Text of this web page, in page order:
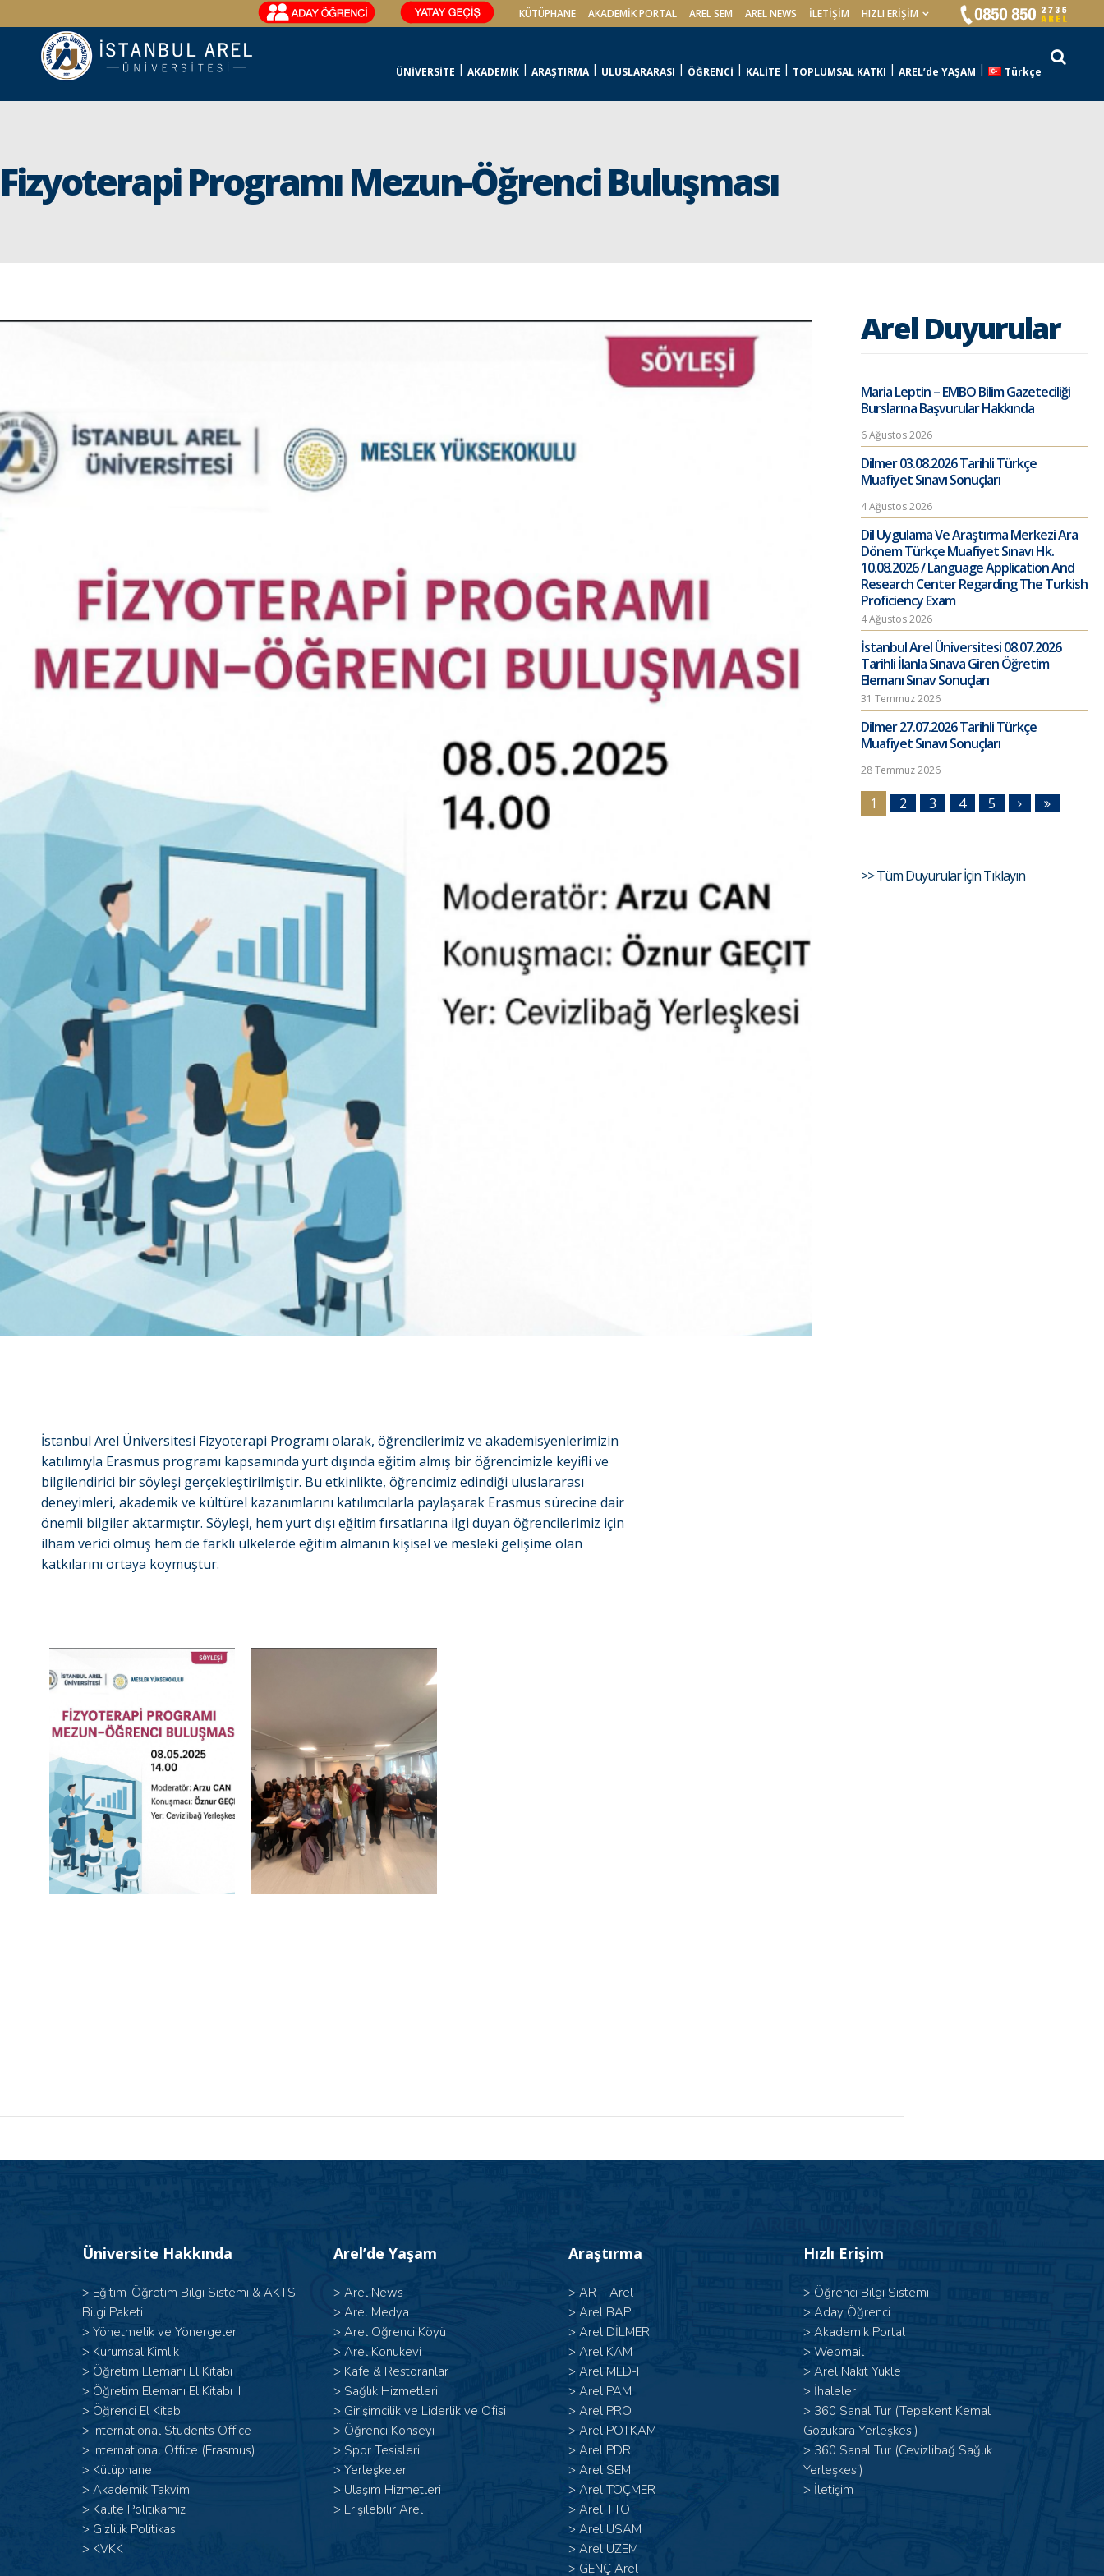
KÜTÜPHANE AKADEMİK PORTAL AREL SEM AREL NEWS İLETIŞIM HIZLI ERİŞİM
ÜNİVERSİTE AKADEMİK ARAŞTIRMA ULUSLARARASI ÖĞRENCİ KALİTE TOPLUMSAL KATKI AREL’de YAŞAM Türkçe
Fizyoterapi Programı Mezun-Öğrenci Buluşması
İstanbul Arel Üniversitesi Fizyoterapi Programı olarak, öğrencilerimiz ve akademisyenlerimizin
katılımıyla Erasmus programı kapsamında yurt dışında eğitim almış bir öğrencimizle keyifli ve
bilgilendirici bir söyleşi gerçekleştirilmiştir. Bu etkinlikte, öğrencimiz edindiği uluslararası
deneyimleri, akademik ve kültürel kazanımlarını katılımcılarla paylaşarak Erasmus sürecine dair
önemli bilgiler aktarmıştır. Söyleşi, hem yurt dışı eğitim fırsatlarına ilgi duyan öğrencilerimiz için
ilham verici olmuş hem de farklı ülkelerde eğitim almanın kişisel ve mesleki gelişime olan
katkılarını ortaya koymuştur.
Arel Duyurular
Maria Leptin – EMBO Bilim Gazeteciliği
Burslarına Başvurular Hakkında
6 Ağustos 2026
Dilmer 03.08.2026 Tarihli Türkçe
Muafiyet Sınavı Sonuçları
4 Ağustos 2026
Dil Uygulama Ve Araştırma Merkezi Ara
Dönem Türkçe Muafiyet Sınavı Hk.
10.08.2026 / Language Application And
Research Center Regarding The Turkish
Proficiency Exam
4 Ağustos 2026
İstanbul Arel Üniversitesi 08.07.2026
Tarihli İlanla Sınava Giren Öğretim
Elemanı Sınav Sonuçları
31 Temmuz 2026
Dilmer 27.07.2026 Tarihli Türkçe
Muafiyet Sınavı Sonuçları
28 Temmuz 2026
1 2 3 4 5
>> Tüm Duyurular İçin Tıklayın
Üniversite Hakkında
> Eğitim-Öğretim Bilgi Sistemi & AKTS
Bilgi Paketi
> Yönetmelik ve Yönergeler
> Kurumsal Kimlik
> Öğretim Elemanı El Kitabı I
> Öğretim Elemanı El Kitabı II
> Öğrenci El Kitabı
> International Students Office
> International Office (Erasmus)
> Kütüphane
> Akademik Takvim
> Kalite Politikamız
> Gizlilik Politikası
> KVKK
Arel’de Yaşam
> Arel News
> Arel Medya
> Arel Öğrenci Köyü
> Arel Konukevi
> Kafe & Restoranlar
> Sağlık Hizmetleri
> Girişimcilik ve Liderlik ve Ofisi
> Öğrenci Konseyi
> Spor Tesisleri
> Yerleşkeler
> Ulaşım Hizmetleri
> Erişilebilir Arel
Araştırma
> ARTI Arel
> Arel BAP
> Arel DİLMER
> Arel KAM
> Arel MED-I
> Arel PAM
> Arel PRO
> Arel POTKAM
> Arel PDR
> Arel SEM
> Arel TOÇMER
> Arel TTO
> Arel USAM
> Arel UZEM
> GENÇ Arel
Hızlı Erişim
> Öğrenci Bilgi Sistemi
> Aday Öğrenci
> Akademik Portal
> Webmail
> Arel Nakit Yükle
> İhaleler
> 360 Sanal Tur (Tepekent Kemal
Gözükara Yerleşkesi)
> 360 Sanal Tur (Cevizlibağ Sağlık
Yerleşkesi)
> İletişim